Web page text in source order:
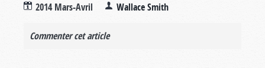
2014 Mars-Avril Wallace Smith
Commenter cet article